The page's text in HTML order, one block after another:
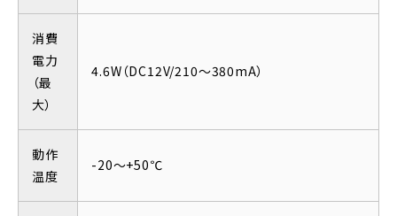
消費
電力
（最
大）
4.6W（DC12V/210～380mA）
動作
温度
-20～+50℃